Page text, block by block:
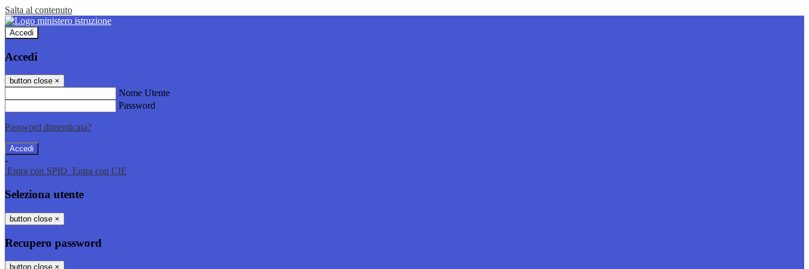
Salta al contenuto
Accedi
Accedi
button close ×
Nome Utente
Password
Password dimenticata?
-
Entra con SPID Entra con CIE
Seleziona utente
button close ×
Recupero password
button close ×